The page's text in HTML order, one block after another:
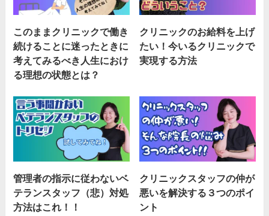
このままクリニックで働き
続けることに迷ったときに
考えてみるべき人生におけ
る理想の状態とは？
クリニックのお給料を上げ
たい！今いるクリニックで
実現する方法
管理者の指示に従わないベ
テランスタッフ（悲）対処
方法はこれ！！
クリニックスタッフの仲が
悪いを解決する３つのポイ
ント